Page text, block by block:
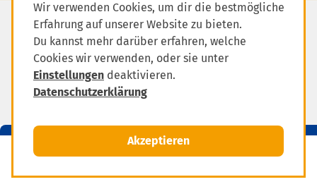
Mitglied werden
MENÜ
Impressum
Datenschutzerklärung
Einstellungen zum Datenschutz
Wir verwenden Cookies, um dir die bestmögliche
Erfahrung auf unserer Website zu bieten.
Du kannst mehr darüber erfahren, welche
Cookies wir verwenden, oder sie unter
Einstellungen deaktivieren.
Datenschutzerklärung
Akzeptieren